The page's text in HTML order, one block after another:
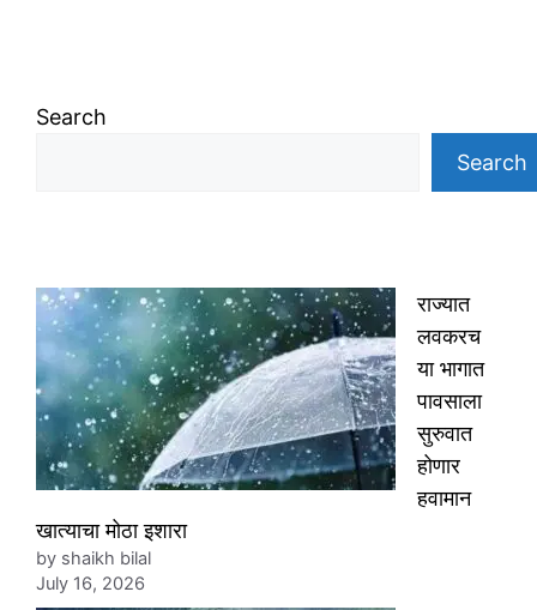
Search
Search
राज्यात
लवकरच
या भागात
पावसाला
सुरुवात
होणार
हवामान
खात्याचा मोठा इशारा
by shaikh bilal
July 16, 2026